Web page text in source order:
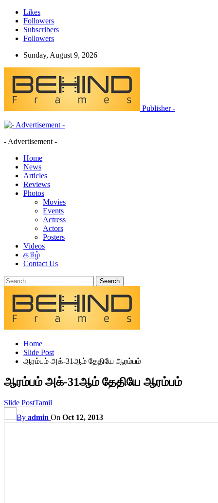
Likes
Followers
Subscribers
Followers
Sunday, August 9, 2026
Publisher -
- Advertisement -
Home
News
Articles
Reviews
Photos
Movies
Events
Actress
Actors
Posters
Videos
தமிழ்
Contact Us
Home
Slide Post
ஆரம்பம் அக்-31ஆம் தேதியே ஆரம்பம்
ஆரம்பம் அக்-31ஆம் தேதியே ஆரம்பம்
Slide PostTamil
By admin On Oct 12, 2013